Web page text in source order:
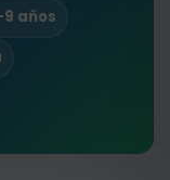
9 años